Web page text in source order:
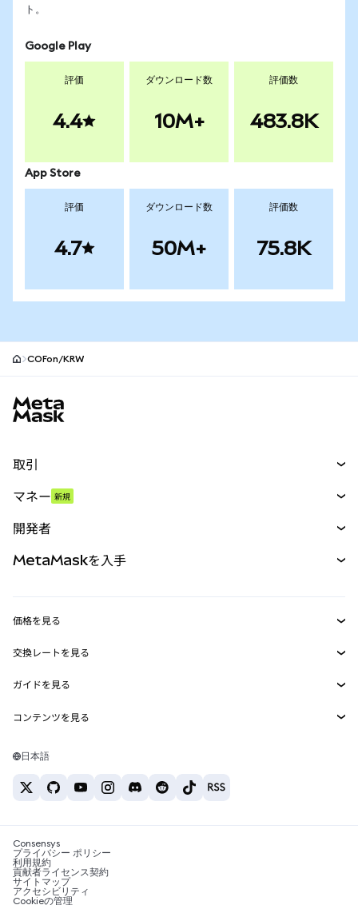
ト。
Google Play
評価
4.4
ダウンロード数
10M+
評価数
483.8K
App Store
評価
4.7
ダウンロード数
50M+
評価数
75.8K
COFon/KRW
取引
パーペチュアル
RWA
マネー 新規
開発者
MetaMask Connect
Snaps
Web3サービス
MetaMaskを入手
セキュリティ
サポート
キャリア
お問い合わせ
価格を見る
イーサリアムの価格
Solanaの価格
Tetherの価格
交換レートを見る
ETH→USD
USDT→INR
BTC→INR
ETH→USDT
ガイドを見る
ETHの購入
USDTの購入
SHIBの購入
BNBの購入
コンテンツを見る
Solanaウォレット
税制関連ニュース
暗号資産の購入方法は？
ビットコインを売るには？
日本語
Consensys
プライバシー ポリシー
利用規約
貢献者ライセンス契約
サイトマップ
アクセシビリティ
Cookieの管理